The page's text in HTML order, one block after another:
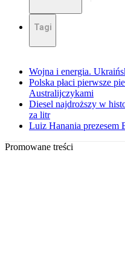
Tagi
Wojna i energia.
Polska płaci pierwsze
Australijczykami
Diesel najdroższy w
za litr
Luiz Hanania prezesem
Promowane treści